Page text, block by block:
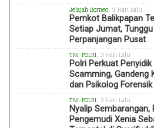
Jelajah Borneo , 3 Hari Lalu
Pemkot Balikpapan
Setiap Jumat,
Perpanjangan Pusat
TNI-POLRI , 3 Hari Lalu
Polri Perkuat
Scamming, Gandeng
dan Psikolog Forensik
TNI-POLRI , 3 Hari Lalu
Nyalip
Pengemudi Xenia